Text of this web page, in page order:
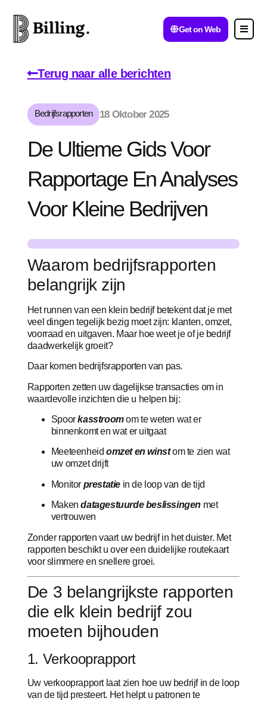
Get on Web
Terug naar alle berichten
Bedrijfsrapporten 18 Oktober 2025
De Ultieme Gids Voor
Rapportage En Analyses
Voor Kleine Bedrijven
Waarom bedrijfsrapporten
belangrijk zijn
Het runnen van een klein bedrijf betekent dat je met
veel dingen tegelijk bezig moet zijn: klanten, omzet,
voorraad en uitgaven. Maar hoe weet je of je bedrijf
daadwerkelijk groeit?
Daar komen bedrijfsrapporten van pas.
Rapporten zetten uw dagelijkse transacties om in
waardevolle inzichten die u helpen bij:
Spoorkasstroomom te weten wat er
binnenkomt en wat er uitgaat
Meeteenheidomzet en winstom te zien wat
uw omzet drijft
Monitor prestatie in de loop van de tijd
Makendatagestuurde beslissingen met
vertrouwen
Zonder rapporten vaart uw bedrijf in het duister. Met
rapporten beschikt u over een duidelijke routekaart
voor slimmere en snellere groei.
De 3 belangrijkste rapporten
die elk klein bedrijf zou
moeten bijhouden
1. Verkooprapport
Uw verkooprapport laat zien hoe uw bedrijf in de loop
van de tijd presteert. Het helpt u patronen te